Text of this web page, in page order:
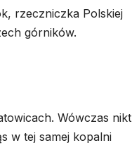
rzeczniczka Polskiej
górników.
Wówczas nikt
w tej samej kopalni